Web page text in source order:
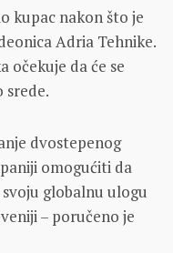
kupac nakon što je
Adria Tehnike.
očekuje da će se
srede.
dvostepenog
omogućiti da
globalnu ulogu
– poručeno je